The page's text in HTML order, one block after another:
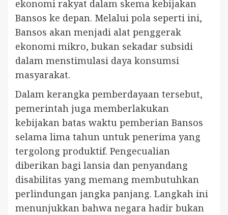
ekonomi rakyat dalam skema kebijakan
Bansos ke depan. Melalui pola seperti ini,
Bansos akan menjadi alat penggerak
ekonomi mikro, bukan sekadar subsidi
dalam menstimulasi daya konsumsi
masyarakat.
Dalam kerangka pemberdayaan tersebut,
pemerintah juga memberlakukan
kebijakan batas waktu pemberian Bansos
selama lima tahun untuk penerima yang
tergolong produktif. Pengecualian
diberikan bagi lansia dan penyandang
disabilitas yang memang membutuhkan
perlindungan jangka panjang. Langkah ini
menunjukkan bahwa negara hadir bukan